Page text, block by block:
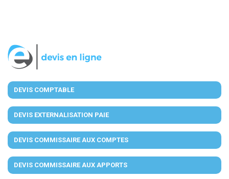
DEVIS COMPTABLE
DEVIS EXTERNALISATION PAIE
DEVIS COMMISSAIRE AUX COMPTES
DEVIS COMMISSAIRE AUX APPORTS